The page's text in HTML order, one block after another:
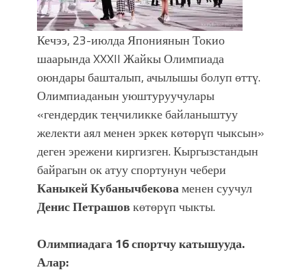
болмок”
Кечээ, 23-июлда Япониянын Токио
шаарында XXXII Жайкы Олимпиада
оюндары башталып, ачылышы болуп өттү.
Олимпиаданын уюштуруучулары
«гендердик теңчиликке байланыштуу
желекти аял менен эркек көтөрүп чыксын»
деген эрежени киргизген. Кыргызстандын
байрагын ок атуу спортунун чебери
Каныкей Кубанычбековаменен суучул
Денис Петрашовкөтөрүп чыкты.
Олимпиадага 16 спортчу катышууда.
Алар: